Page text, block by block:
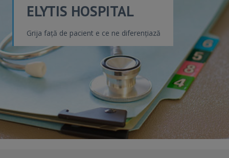
ELYTIS HOSPITAL
Grija față de pacient e ce ne diferențiază